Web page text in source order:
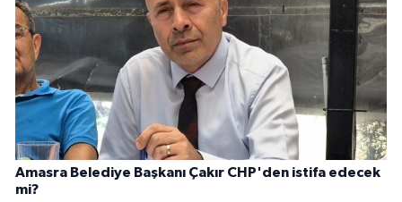
Amasra Belediye Başkanı Çakır CHP'den istifa edecek
mi?